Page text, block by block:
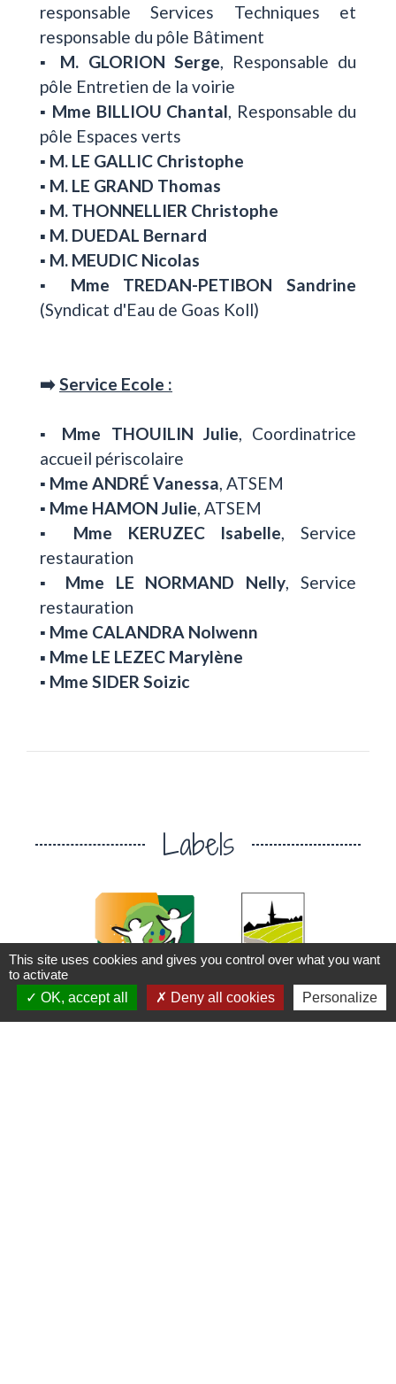
responsable Services Techniques et
responsable du pôle Bâtiment
▪️ M. GLORION Serge , Responsable du
pôle Entretien de la voirie
▪️ Mme BILLIOU Chantal , Responsable du
pôle Espaces verts
▪️ M. LE GALLIC Christophe
▪️ M. LE GRAND Thomas
▪️ M. THONNELLIER Christophe
▪️ M. DUEDAL Bernard
▪️ M. MEUDIC Nicolas
▪️ Mme TREDAN-PETIBON Sandrine
(Syndicat d'Eau de Goas Koll)
➡️ Service Ecole :
▪️ Mme THOUILIN Julie , Coordinatrice
accueil périscolaire
▪️ Mme ANDRÉ Vanessa , ATSEM
▪️ Mme HAMON Julie , ATSEM
▪️ Mme KERUZEC Isabelle , Service
restauration
▪️ Mme LE NORMAND Nelly , Service
restauration
▪️ Mme CALANDRA Nolwenn
▪️ Mme LE LEZEC Marylène
▪️ Mme SIDER Soizic
Labels
chevron_left chevron_right
This site uses cookies and gives you control over what you want
to activate
OK, accept all
Deny all cookies Personalize